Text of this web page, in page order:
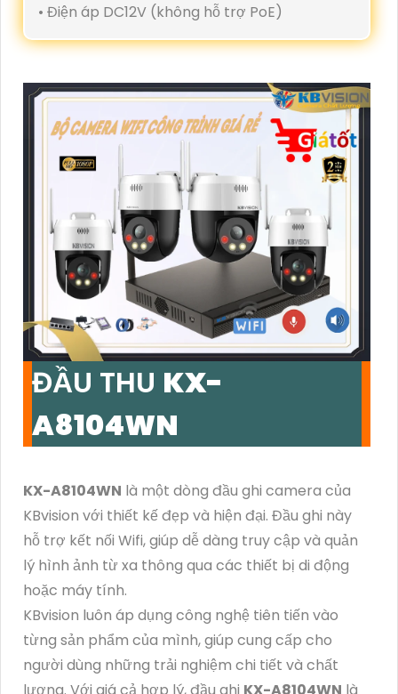
• Điện áp DC12V (không hỗ trợ PoE)
ĐẦU THU KX-
A8104WN
KX-A8104WN là một dòng đầu ghi camera của
KBvision với thiết kế đẹp và hiện đại. Đầu ghi này
hỗ trợ kết nối Wifi, giúp dễ dàng truy cập và quản
lý hình ảnh từ xa thông qua các thiết bị di động
hoặc máy tính.
KBvision luôn áp dụng công nghệ tiên tiến vào
từng sản phẩm của mình, giúp cung cấp cho
người dùng những trải nghiệm chi tiết và chất
lượng. Với giá cả hợp lý, đầu ghi KX-A8104WN là